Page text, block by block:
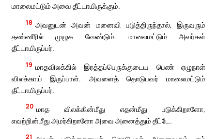
மாலைமட்டும் அவை தீட்டாயிருக்கும்.
18 அவனுடன் அவன் மனைவி படுத்திருந்தால், இருவரும்
தண்ணீரில் முழுக வேண்டும். மாலைமட்டும் அவர்கள்
தீட்டாயிருப்பர்.
19 மாதவிலக்கில் இரத்தப்பெருக்குடைய பெண் ஏழுநாள்
விலக்காய் இருப்பாள். அவளைத் தொடுபவர் மாலைமட்டும்
தீட்டாயிருப்பர்.
20 மாத விலக்கின்மீது எதன்மீது படுக்கிறாளோ,
எவற்றின்மீது அமர்கிறாளோ அவை அனைத்தும் தீட்டே.
21